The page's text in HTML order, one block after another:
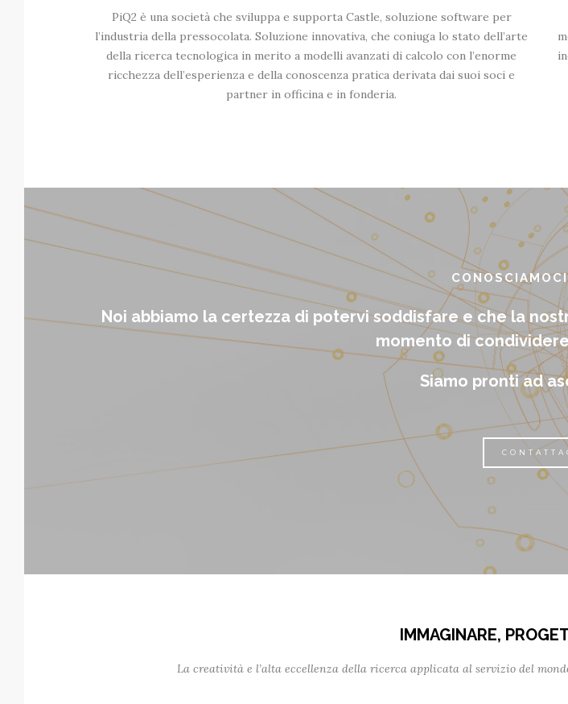
PiQ2 è una società che sviluppa e supporta Castle, soluzione software per
l’industria della pressocolata. Soluzione innovativa, che coniuga lo stato dell’arte
della ricerca tecnologica in merito a modelli avanzati di calcolo con l’enorme
ricchezza dell’esperienza e della conoscenza pratica derivata dai suoi soci e
partner in officina e in fonderia.
Noi abbiamo la certezza di potervi soddisfare e che la
momento di
Siamo pronti ad
IMMAGINARE,
La creatività e l’alta eccellenza della ricerca applicata al servizio del